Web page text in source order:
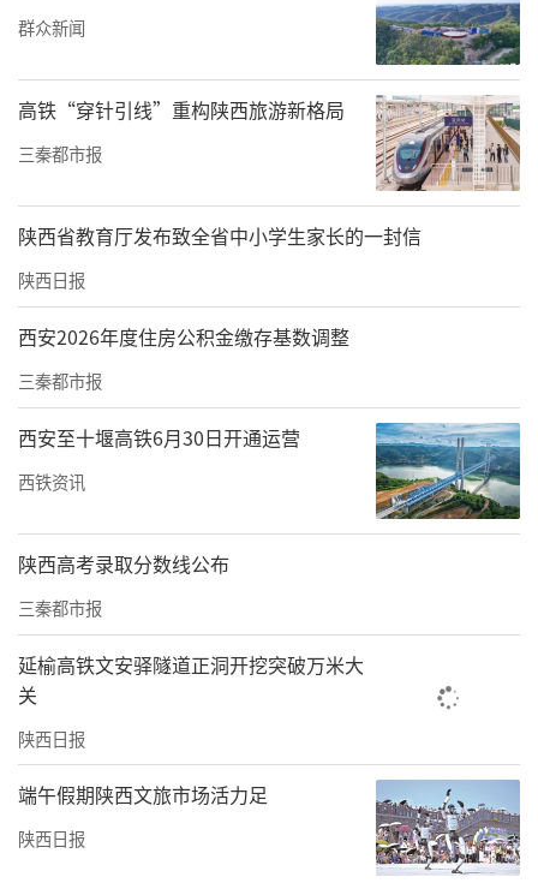
党委副书记朱华斌在会上交流发言
朱华斌在交流发言中提到，近年来，陕西财经
职业技术学院在省委统战部、省委教育工委的
坚强领导和工委统战部的有力支持下，聚焦同
心聚力，坚持“三个突出”，推动统一战线工
作稳步前进，取得了一定成效。一是突出顶层
设计，以强化组织领导为目标，建成了一
套“学校党委统一领导、统战部门牵头协调、
基层组织支持配合、统战成员积极参与”的统
战工作体系；二是突出载体创新，以深入一线
师生为宗旨，搭建起党外知识分子思想引领、
党员领导干部同党外人士联谊交友、党外知识
分子政治参与、“六个一”石榴籽育人等四个
平台；三是突出制度建设，以聚人心促稳定为
导向，构建了定期研究和跟踪问效、校院两级
联动和信息反馈、校地街办四方联动等三项机
制，切实维护校园政治安全与和谐稳定。
会上共安排了西北工业大学、陕西师范大学、
西安理工大学和陕西财经职业技术学院4所高校
交流发言。
下一步，陕西财经职业技术学院将紧紧围绕会
群众新闻
高铁“穿针引线”重构陕西旅游新格局
三秦都市报
陕西省教育厅发布致全省中小学生家长的一封信
陕西日报
西安2026年度住房公积金缴存基数调整
三秦都市报
西安至十堰高铁6月30日开通运营
西铁资讯
陕西高考录取分数线公布
三秦都市报
延榆高铁文安驿隧道正洞开挖突破万米大
关
陕西日报
端午假期陕西文旅市场活力足
陕西日报